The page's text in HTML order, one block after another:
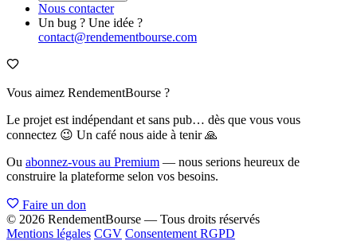
Nous contacter
Un bug ? Une idée ?
contact@rendementbourse.com
Vous aimez RendementBourse ?
Le projet est indépendant et sans pub… dès que vous vous
connectez 😉 Un café nous aide à tenir 🙏
Ou abonnez-vous au Premium — nous serions heureux de
construire la plateforme selon vos besoins.
Faire un don
© 2026 RendementBourse — Tous droits réservés
Mentions légales CGV Consentement RGPD